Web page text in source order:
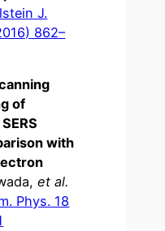
J.
862–
of
with
et al.
Phys. 18